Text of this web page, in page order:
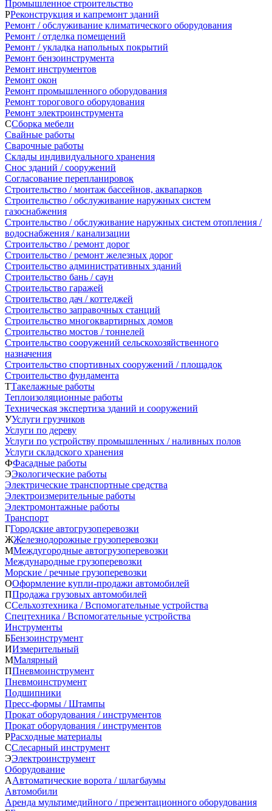
Промышленное строительство
РРеконструкция и капремонт зданий
Ремонт / обслуживание климатического оборудования
Ремонт / отделка помещений
Ремонт / укладка напольных покрытий
Ремонт бензоинструмента
Ремонт инструментов
Ремонт окон
Ремонт промышленного оборудования
Ремонт торогового оборудования
Ремонт электроинструмента
ССборка мебели
Свайные работы
Сварочные работы
Склады индивидуального хранения
Снос зданий / сооружений
Согласование перепланировок
Строительство / монтаж бассейнов, аквапарков
Строительство / обслуживание наружных систем
газоснабжения
Строительство / обслуживание наружных систем отопления /
водоснабжения / канализации
Строительство / ремонт дорог
Строительство / ремонт железных дорог
Строительство административных зданий
Строительство бань / саун
Строительство гаражей
Строительство дач / коттеджей
Строительство заправочных станций
Строительство многоквартирных домов
Строительство мостов / тоннелей
Строительство сооружений сельскохозяйственного
назначения
Строительство спортивных сооружений / площадок
Строительство фундамента
ТТакелажные работы
Теплоизоляционные работы
Техническая экспертиза зданий и сооружений
УУслуги грузчиков
Услуги по дереву
Услуги по устройству промышленных / наливных полов
Услуги складского хранения
ФФасадные работы
ЭЭкологические работы
Электрические транспортные средства
Электроизмерительные работы
Электромонтажные работы
Транспорт
ГГородские автогрузоперевозки
ЖЖелезнодорожные грузоперевозки
ММеждугородные автогрузоперевозки
Международные грузоперевозки
Морские / речные грузоперевозки
ООформление купли-продажи автомобилей
ППродажа грузовых автомобилей
ССельхозтехника / Вспомогательные устройства
Спецтехника / Вспомогательные устройства
Инструменты
ББензоинструмент
ИИзмерительный
ММалярный
ППневмоинструмент
Пневмоинструмент
Подшипники
Пресс-формы / Штампы
Прокат оборудования / инструментов
Прокат оборудования / инструментов
РРасходные материалы
ССлесарный инструмент
ЭЭлектроинструмент
Оборудование
ААвтоматические ворота / шлагбаумы
Автомобили
Аренда мультимедийного / презентационного оборудования